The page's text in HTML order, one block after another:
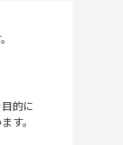
的に
す。